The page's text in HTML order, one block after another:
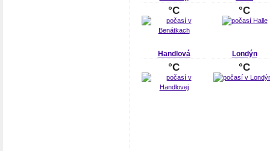
°C °C
Handlová
°C
Londýn
°C